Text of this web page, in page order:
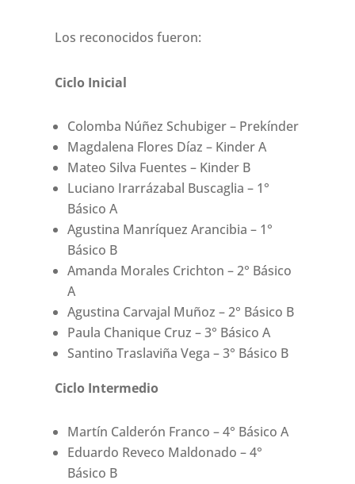
Los reconocidos fueron:
Ciclo Inicial
Colomba Núñez Schubiger – Prekínder
Magdalena Flores Díaz – Kinder A
Mateo Silva Fuentes – Kinder B
Luciano Irarrázabal Buscaglia – 1°
Básico A
Agustina Manríquez Arancibia – 1°
Básico B
Amanda Morales Crichton – 2° Básico
A
Agustina Carvajal Muñoz – 2° Básico B
Paula Chanique Cruz – 3° Básico A
Santino Traslaviña Vega – 3° Básico B
Ciclo Intermedio
Martín Calderón Franco – 4° Básico A
Eduardo Reveco Maldonado – 4°
Básico B